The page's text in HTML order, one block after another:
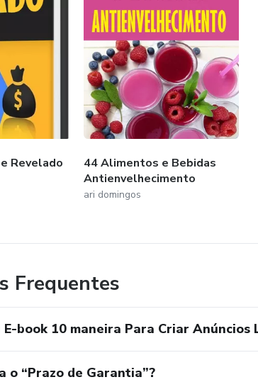
Revelado
44 Alimentos e Bebidas
Antienvelhecimento
ari domingos
Frequentes
book 10 maneira Para Criar Anúncios
o “Prazo de Garantia”?